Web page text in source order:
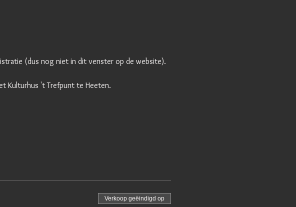
(dus nog niet in dit venster op de website).
het Kulturhus 't Trefpunt te Heeten.
Verkoop geëindigd op